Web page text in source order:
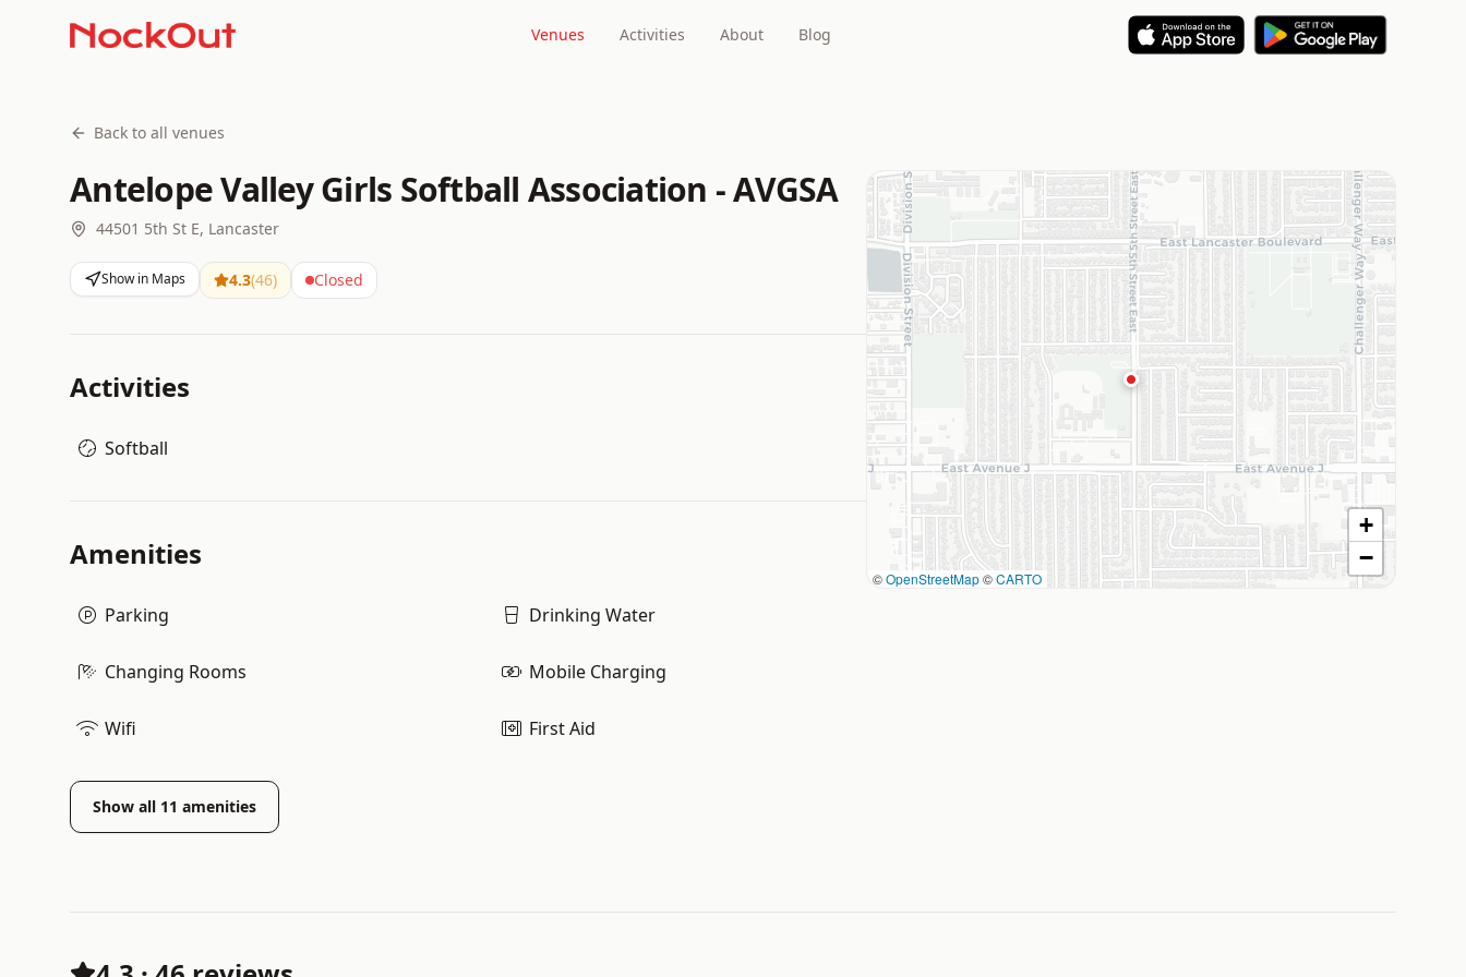
Venues Activities About Blog
Back to all venues
Antelope Valley Girls Softball Association - AVGSA
44501 5th St E, Lancaster
Show in Maps 4.3(46) Closed
Activities
Softball
Amenities
Parking Drinking Water
Changing Rooms Mobile Charging
Wifi First Aid
Show all 11 amenities
©OpenStreetMap©CARTO
+
−